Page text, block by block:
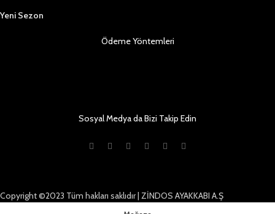
Yeni Sezon
Ödeme Yöntemleri
Sosyal Medya da Bizi Takip Edin
Copyright ©2023 Tüm hakları saklıdır | ZİNDOS AYAKKABI A.Ş